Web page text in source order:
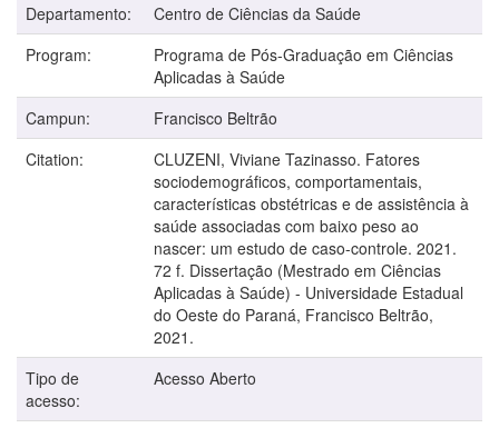
Departamento:
Centro de Ciências da Saúde
Program:
Programa de Pós-Graduação em Ciências
Aplicadas à Saúde
Campun:
Francisco Beltrão
Citation:
CLUZENI, Viviane Tazinasso. Fatores
sociodemográficos, comportamentais,
características obstétricas e de assistência à
saúde associadas com baixo peso ao
nascer: um estudo de caso-controle. 2021.
72 f. Dissertação (Mestrado em Ciências
Aplicadas à Saúde) - Universidade Estadual
do Oeste do Paraná, Francisco Beltrão,
2021.
Tipo de
acesso:
Acesso Aberto